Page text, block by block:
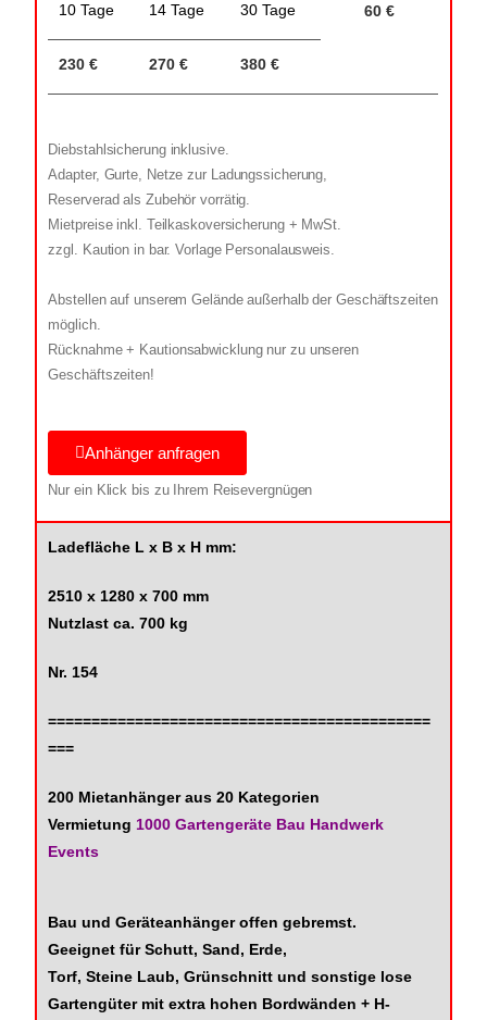
60 €
10 Tage 14 Tage 30 Tage
230 € 270 € 380 €
Diebstahlsicherung inklusive.
Adapter, Gurte, Netze zur Ladungssicherung,
Reserverad als Zubehör vorrätig.
Mietpreise inkl. Teilkaskoversicherung + MwSt.
zzgl. Kaution in bar. Vorlage Personalausweis.
Abstellen auf unserem Gelände außerhalb der Geschäftszeiten
möglich.
Rücknahme + Kautionsabwicklung nur zu unseren
Geschäftszeiten!
Anhänger anfragen
Nur ein Klick bis zu Ihrem Reisevergnügen
Ladefläche L x B x H mm:
2510 x 1280 x 700 mm
Nutzlast ca. 700 kg
Nr. 154
============================================
===
200 Mietanhänger aus 20 Kategorien
Vermietung 1000 Gartengeräte Bau Handwerk
Events
Bau und Geräteanhänger offen gebremst.
Geeignet für Schutt, Sand, Erde,
Torf, Steine Laub, Grünschnitt und sonstige lose
Gartengüter mit extra hohen Bordwänden + H-